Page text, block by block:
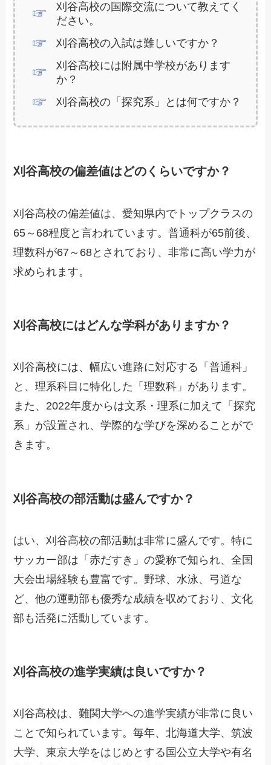
刈谷高校の国際交流について教えてく
ださい。
刈谷高校の入試は難しいですか？
刈谷高校には附属中学校があります
か？
刈谷高校の「探究系」とは何ですか？
刈谷高校の偏差値はどのくらいですか？
刈谷高校の偏差値は、愛知県内でトップクラスの
65～68程度と言われています。普通科が65前後、
理数科が67～68とされており、非常に高い学力が
求められます。
刈谷高校にはどんな学科がありますか？
刈谷高校には、幅広い進路に対応する「普通科」
と、理系科目に特化した「理数科」があります。
また、2022年度からは文系・理系に加えて「探究
系」が設置され、学際的な学びを深めることがで
きます。
刈谷高校の部活動は盛んですか？
はい、刈谷高校の部活動は非常に盛んです。特に
サッカー部は「赤だすき」の愛称で知られ、全国
大会出場経験も豊富です。野球、水泳、弓道な
ど、他の運動部も優秀な成績を収めており、文化
部も活発に活動しています。
刈谷高校の進学実績は良いですか？
刈谷高校は、難関大学への進学実績が非常に良い
ことで知られています。毎年、北海道大学、筑波
大学、東京大学をはじめとする国公立大学や有名